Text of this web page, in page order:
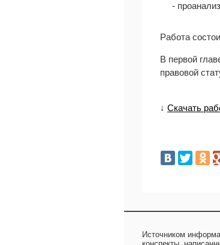
-
Работа
В первой
правовой
↓ Скачать
Источником